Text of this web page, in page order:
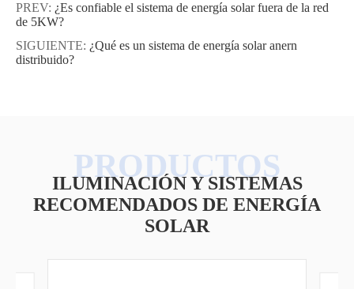
PREV: ¿Es confiable el sistema de energía solar fuera de la red
de 5KW?
SIGUIENTE: ¿Qué es un sistema de energía solar anern
distribuido?
ILUMINACIÓN Y SISTEMAS
RECOMENDADOS DE ENERGÍA
SOLAR